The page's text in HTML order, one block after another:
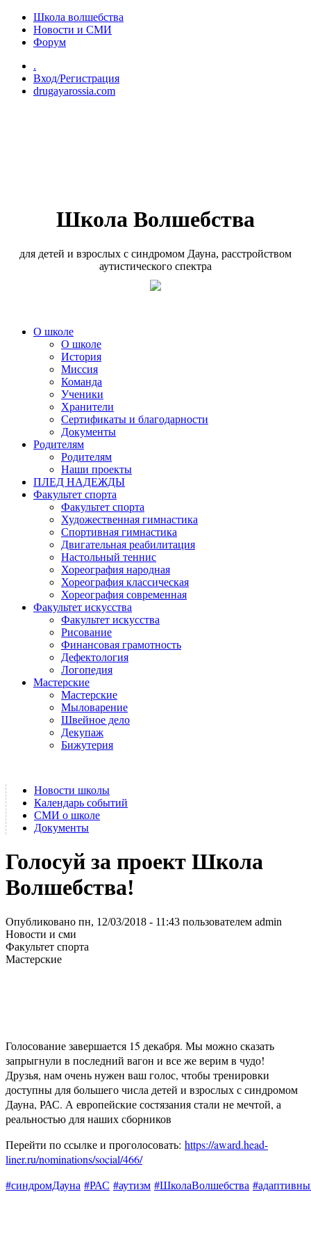
Перейти к основному содержанию
Школа волшебства
Новости и СМИ
Форум
.
Вход/Регистрация
drugayarossia.com
Школа Волшебства
для детей и взрослых с синдромом Дауна, расстройством
аутистического спектра
О школе
О школе
История
Миссия
Команда
Ученики
Хранители
Сертификаты и благодарности
Документы
Родителям
Родителям
Наши проекты
ПЛЕД НАДЕЖДЫ
Факультет спорта
Факультет спорта
Художественная гимнастика
Спортивная гимнастика
Двигательная реабилитация
Настольный теннис
Хореография народная
Хореография классическая
Хореография современная
Факультет искусства
Факультет искусства
Рисование
Финансовая грамотность
Дефектология
Логопедия
Мастерские
Мастерские
Мыловарение
Швейное дело
Декупаж
Бижутерия
Новости школы
Календарь событий
СМИ о школе
Документы
Голосуй за проект Школа
Волшебства!
Опубликовано пн, 12/03/2018 - 11:43 пользователем admin
Новости и сми
Факультет спорта
Мастерские
Голосование завершается 15 декабря. Мы можно сказать
запрыгнули в последний вагон и все же верим в чудо!
Друзья, нам очень нужен ваш голос, чтобы тренировки
доступны для большего числа детей и взрослых с синдромом
Дауна, РАС. А европейские состязания стали не мечтой, а
реальностью для наших сборников
Перейти по ссылке и проголосовать: https://award.head-
liner.ru/nominations/social/466/
#синдромДауна #РАС #аутизм #ШколаВолшебства